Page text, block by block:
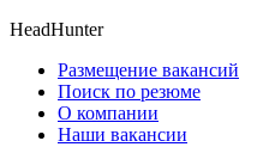
HeadHunter
Размещение вакансий
Поиск по резюме
О компании
Наши вакансии